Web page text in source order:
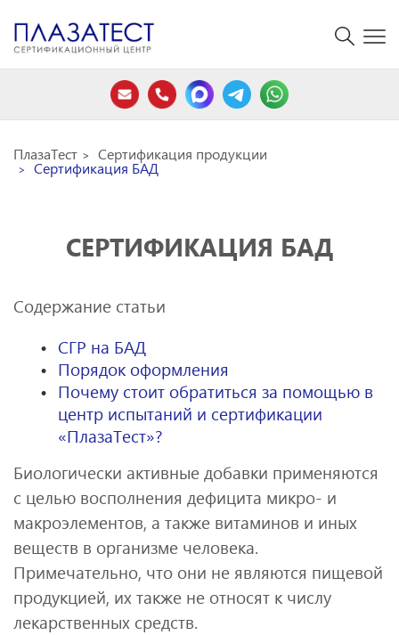
ПлазаТест Сертификация продукции
Сертификация БАД
СЕРТИФИКАЦИЯ БАД
Содержание статьи
СГР на БАД
Порядок оформления
Почему стоит обратиться за помощью в
центр испытаний и сертификации
«ПлазаТест»?
Биологически активные добавки применяются
с целью восполнения дефицита микро- и
макроэлементов, а также витаминов и иных
веществ в организме человека.
Примечательно, что они не являются пищевой
продукцией, их также не относят к числу
лекарственных средств.